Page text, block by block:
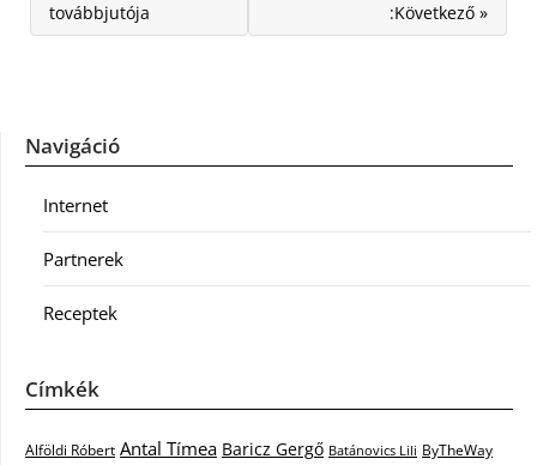
továbbjutója
:Következő »
Navigáció
Internet
Partnerek
Receptek
Címkék
Alföldi Róbert Antal Tímea Baricz Gergő Batánovics Lili ByTheWay